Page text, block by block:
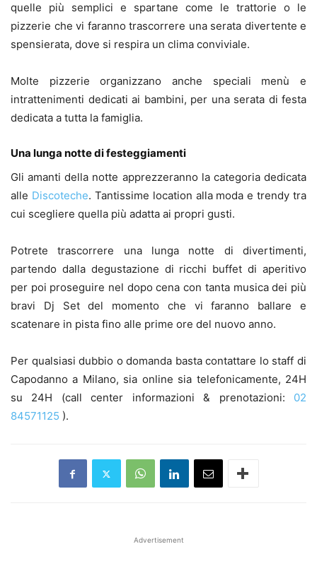
quelle più semplici e spartane come le trattorie o le
pizzerie che vi faranno trascorrere una serata divertente e
spensierata, dove si respira un clima conviviale.
Molte pizzerie organizzano anche speciali menù e
intrattenimenti dedicati ai bambini, per una serata di festa
dedicata a tutta la famiglia.
Una lunga notte di festeggiamenti
Gli amanti della notte apprezzeranno la categoria dedicata
alle Discoteche. Tantissime location alla moda e trendy tra
cui scegliere quella più adatta ai propri gusti.
Potrete trascorrere una lunga notte di divertimenti,
partendo dalla degustazione di ricchi buffet di aperitivo
per poi proseguire nel dopo cena con tanta musica dei più
bravi Dj Set del momento che vi faranno ballare e
scatenare in pista fino alle prime ore del nuovo anno.
Per qualsiasi dubbio o domanda basta contattare lo staff di
Capodanno a Milano, sia online sia telefonicamente, 24H
su 24H (call center informazioni & prenotazioni: 02
84571125 ).
Advertisement